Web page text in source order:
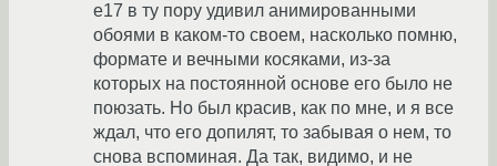
e17 в ту пору удивил анимированными
обоями в каком-то своем, насколько помню,
формате и вечными косяками, из-за
которых на постоянной основе его было не
поюзать. Но был красив, как по мне, и я все
ждал, что его допилят, то забывая о нем, то
снова вспоминая. Да так, видимо, и не